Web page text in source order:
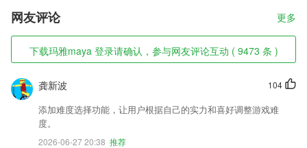
网友评论 更多
下载玛雅maya 登录请确认，参与网友评论互动 ( 9473 条 )
104
龚新波
添加难度选择功能，让用户根据自己的实力和喜好调整游戏难
度。
2026-06-27 20:38 推荐